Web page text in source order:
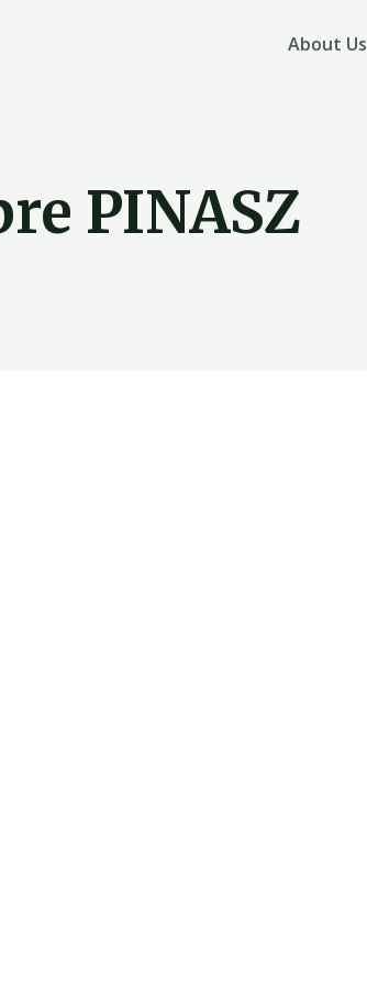
About Us
PINASZ